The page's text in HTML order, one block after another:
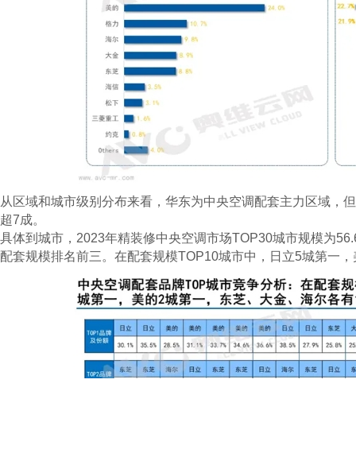
从区域和城市级别分布来看，华东为中央空调配套主力区域，
超7成。
具体到城市，2023年精装修中央空调市场TOP30城市规模为
配套规模排名前三。在配套规模TOP10城市中，日立5城第一